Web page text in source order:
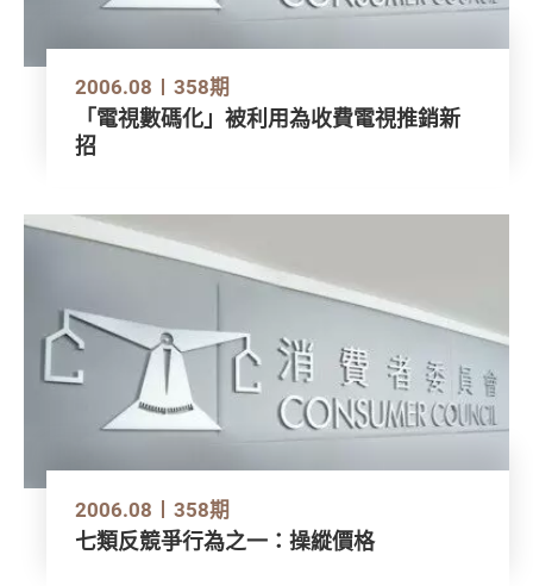
2006.08 358期
「電視數碼化」被利用為收費電視推銷新
招
2006.08 358期
七類反競爭行為之一：操縱價格